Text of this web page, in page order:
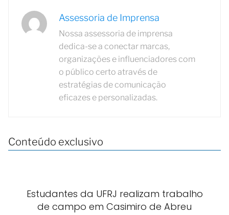
Assessoria de Imprensa
Nossa assessoria de imprensa
dedica-se a conectar marcas,
organizações e influenciadores com
o público certo através de
estratégias de comunicação
eficazes e personalizadas.
Conteúdo exclusivo
Estudantes da UFRJ realizam trabalho
de campo em Casimiro de Abreu